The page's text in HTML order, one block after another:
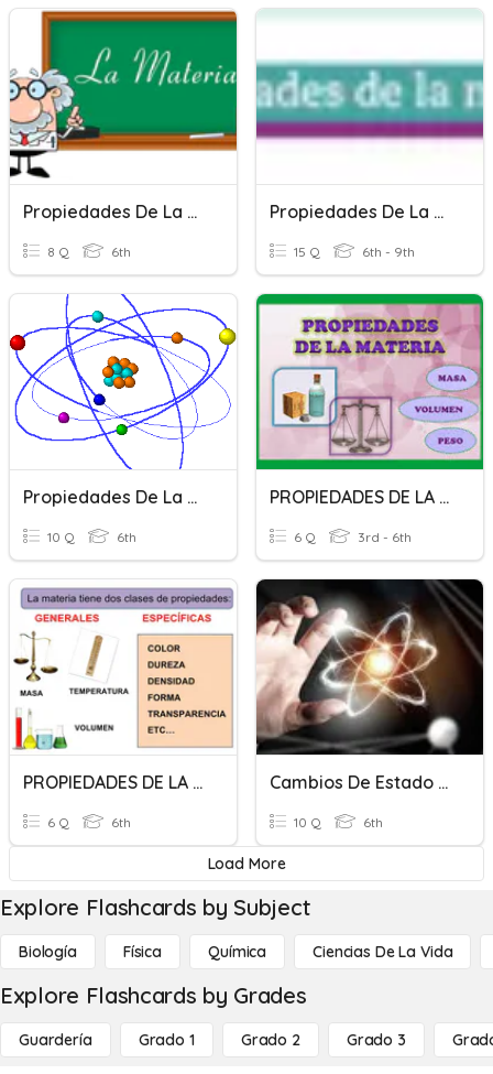
Propiedades De La Materia
8 Q 6th
Propiedades De La Materia
15 Q 6th - 9th
Propiedades De La Materia
10 Q 6th
PROPIEDADES DE LA MATERIA
6 Q 3rd - 6th
PROPIEDADES DE LA MATERIA
6 Q 6th
Cambios De Estado Y Propiedades De La Materia
10 Q 6th
Load More
Explore Flashcards by Subject
Biología Física Química Ciencias De La Vida
Explore Flashcards by Grades
Guardería Grado 1 Grado 2 Grado 3